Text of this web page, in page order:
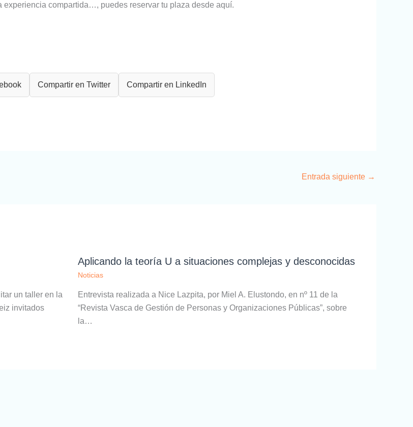
experiencia compartida…, puedes reservar tu plaza desde aquí.
Compartir en Twitter Compartir en LinkedIn
Entrada siguiente →
un taller en la
invitados
Aplicando la teoría U a situaciones complejas y desconocidas
Noticias
Entrevista realizada a Nice Lazpita, por Miel A. Elustondo, en nº 11 de la
“Revista Vasca de Gestión de Personas y Organizaciones Públicas”, sobre
la…